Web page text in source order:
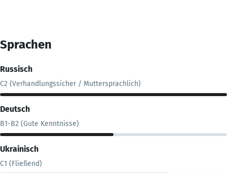
Sprachen
Russisch
C2 (Verhandlungssicher / Muttersprachlich)
Deutsch
B1-B2 (Gute Kenntnisse)
Ukrainisch
C1 (Fließend)